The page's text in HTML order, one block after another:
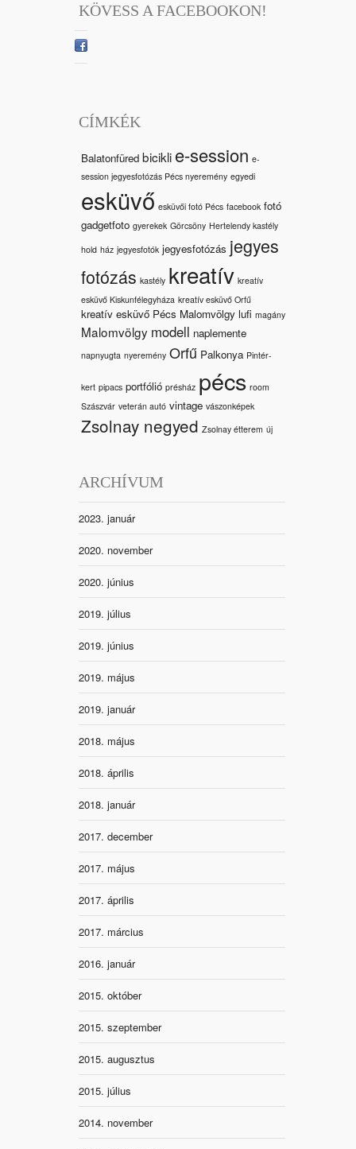
KÖVESS A FACEBOOKON!
CÍMKÉK
Balatonfüred bicikli e-session e-
session jegyesfotózás Pécs nyeremény egyedi
esküvő esküvői fotó Pécs facebook fotó
gadgetfoto gyerekek Görcsöny Hertelendy kastély
hold ház jegyesfotók jegyesfotózás jegyes
fotózás kastély kreatív kreatív
esküvő Kiskunfélegyháza kreatív esküvő Orfű
kreatív esküvő Pécs Malomvölgy lufi magány
Malomvölgy modell naplemente
napnyugta nyeremény Orfű Palkonya Pintér-
kert pipacs portfólió présház pécs room
Szászvár veterán autó vintage vászonképek
Zsolnay negyed Zsolnay étterem új
ARCHÍVUM
2023. január
2020. november
2020. június
2019. július
2019. június
2019. május
2019. január
2018. május
2018. április
2018. január
2017. december
2017. május
2017. április
2017. március
2016. január
2015. október
2015. szeptember
2015. augusztus
2015. július
2014. november